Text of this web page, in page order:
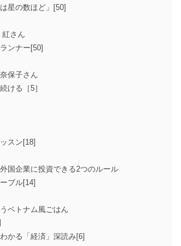
星の数ほど」[50]
さん
ンナー[50]
保子さん
ける［5］
スン[18]
国企業に投資できる2つのルール
ブル[14]
ベトナム風ごはん
かる「経済」深読み[6]